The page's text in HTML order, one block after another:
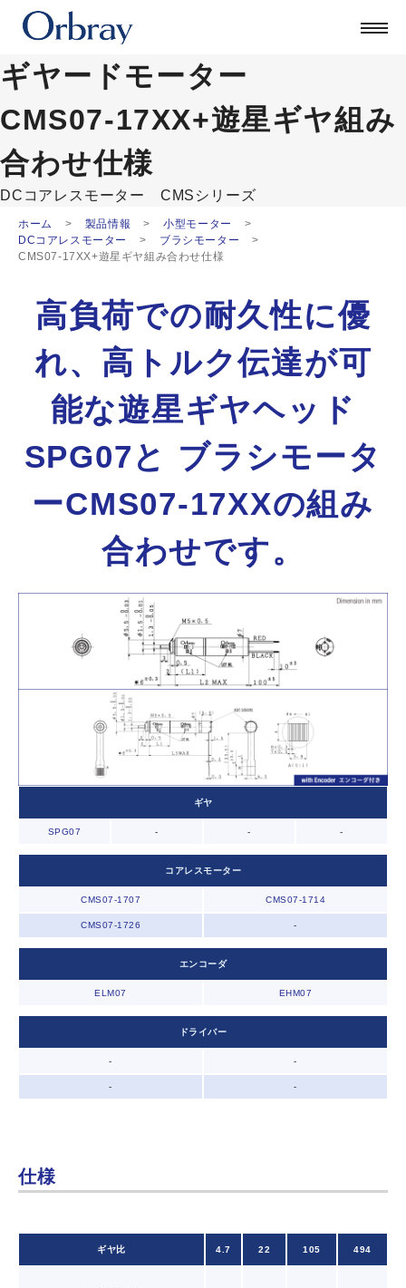
企業情報
採用
日本語
中文
Deutsch
ギヤードモーター
CMS07-17XX+遊星ギヤ組み
合わせ仕様
DCコアレスモーター CMSシリーズ
ホーム 製品情報
小型モーター
DCコアレスモーター
ブラシモーター
CMS07-17XX+遊星ギヤ組み合わせ仕様
高負荷での耐久性に優
れ、 高トルク伝達が可
能な遊星ギヤヘッド
SPG07と ブラシモータ
ーCMS07-17XXの組み
合わせです。
ギヤ
SPG07 - - -
コアレスモーター
CMS07-1707 CMS07-1714
CMS07-1726 -
エンコーダ
ELM07 EHM07
ドライバー
- -
- -
仕様
ギヤ比 4.7 22 105 494